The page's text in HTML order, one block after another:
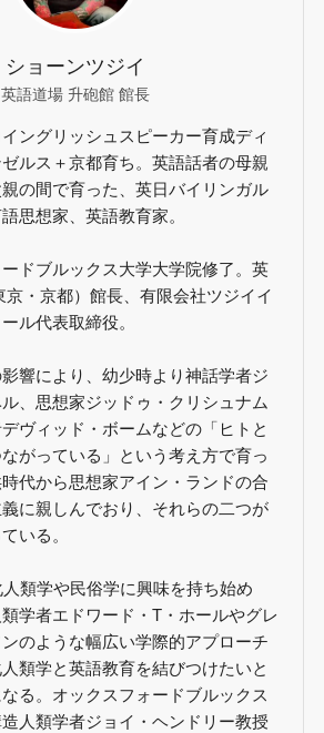
ショーンツジイ
英語道場 升砲館 館長
イングリッシュスピーカー育成ディ
ルス＋京都育ち。英語話者の母親
の間で育った、英日バイリンガル
思想家、英語教育家。
ドブルックス大学大学院修了。英
京・京都）館長、有限会社ツジイイ
ル代表取締役。
響により、幼少時より神話学者ジ
、思想家ジッドゥ・クリシュナム
ヴィッド・ボームなどの「ヒトと
がっている」という考え方で育っ
代から思想家アイン・ランドの合
に親しんでおり、それらの二つが
いる。
類学や民俗学に興味を持ち始め
学者エドワード・T・ホールやグレ
のような幅広い学際的アプローチ
類学と英語教育を結びつけたいと
る。オックスフォードブルックス
人類学者ジョイ・ヘンドリー教授